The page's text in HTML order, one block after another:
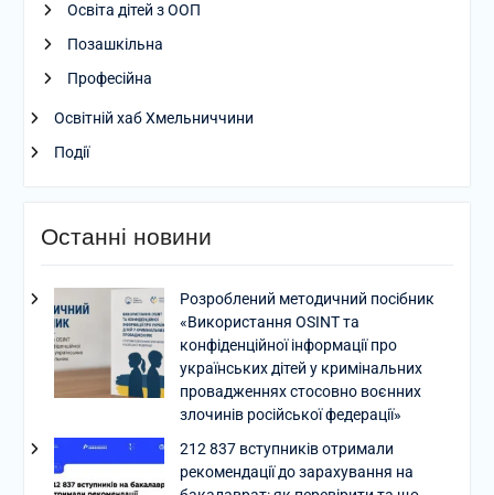
Освіта дітей з ООП
Позашкільна
Професійна
Освітній хаб Хмельниччини
Події
Останні новини
Розроблений методичний посібник
«Використання OSINT та
конфіденційної інформації про
українських дітей у кримінальних
провадженнях стосовно воєнних
злочинів російської федерації»
212 837 вступників отримали
рекомендації до зарахування на